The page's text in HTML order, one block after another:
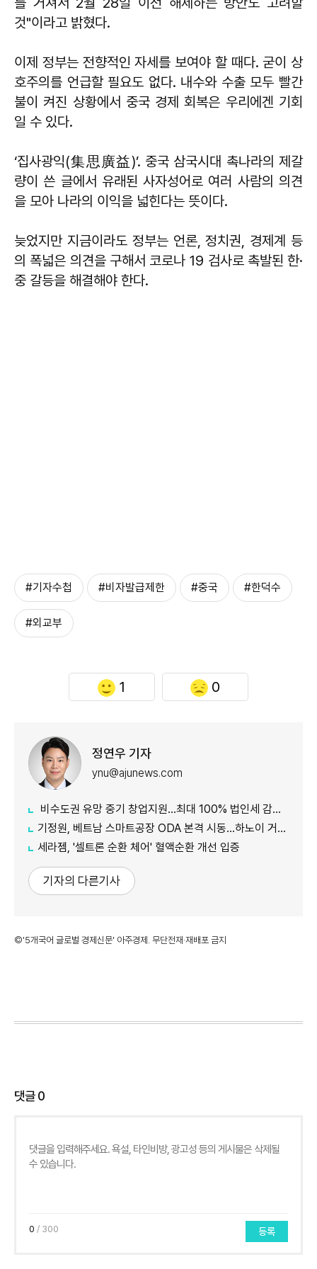
것"이라고 밝혔다.
이제 정부는 전향적인 자세를 보여야 할 때다. 굳이 상
호주의를 언급할 필요도 없다. 내수와 수출 모두 빨간
불이 켜진 상황에서 중국 경제 회복은 우리에겐 기회
일 수 있다.
‘집사광익(集思廣益)’. 중국 삼국시대 촉나라의 제갈
량이 쓴 글에서 유래된 사자성어로 여러 사람의 의견
을 모아 나라의 이익을 넓힌다는 뜻이다.
늦었지만 지금이라도 정부는 언론, 정치권, 경제계 등
의 폭넓은 의견을 구해서 코로나 19 검사로 촉발된 한·
중 갈등을 해결해야 한다.
#기자수첩 #비자발급제한 #중국 #한덕수
#외교부
1 0
정연우 기자
ynu@ajunews.com
비수도권 유망 중기 창업지원...최대 100% 법인세 감면 나서
기정원, 베트남 스마트공장 ODA 본격 시동...하노이 거점 개소
세라젬, '셀트론 순환 체어' 혈액순환 개선 입증
기자의 다른기사
©'5개국어 글로벌 경제신문' 아주경제. 무단전재·재배포 금지
댓글0
0 / 300 등록